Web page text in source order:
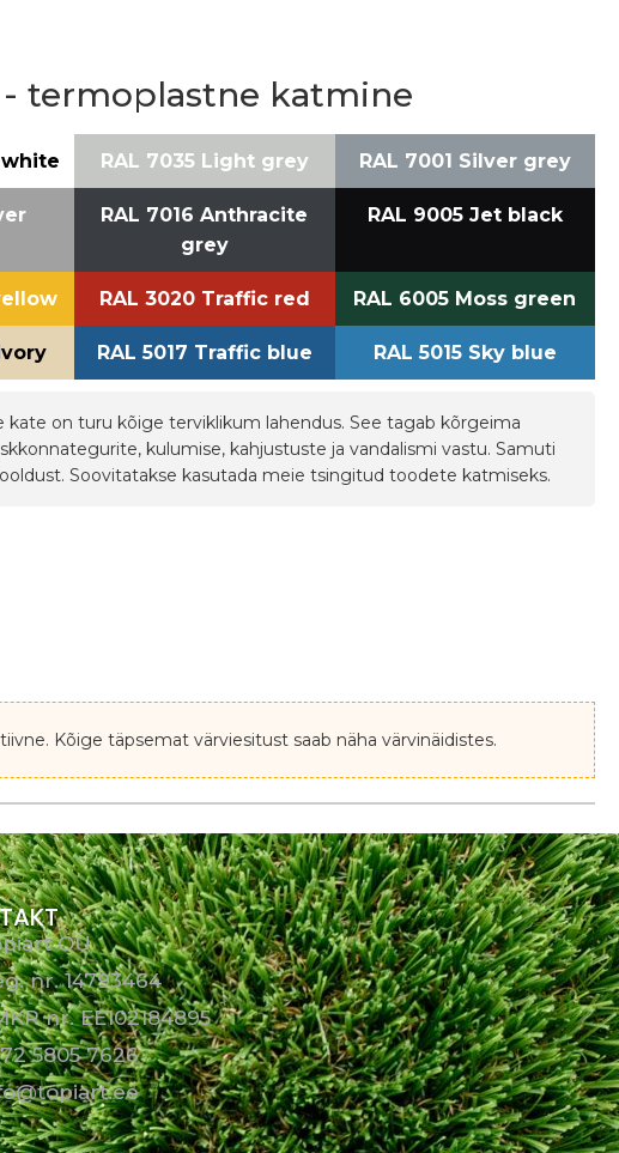
termoplastne katmine
white RAL 7035 Light grey RAL 7001 Silver grey
RAL 7016 Anthracite
grey
RAL 9005 Jet black
RAL 3020 Traffic red RAL 6005 Moss green
RAL 5017 Traffic blue RAL 5015 Sky blue
kate on turu kõige terviklikum lahendus. See tagab kõrgeima
kulumise, kahjustuste ja vandalismi vastu. Samuti
Soovitatakse kasutada meie tsingitud toodete katmiseks.
Kõige täpsemat värviesitust saab näha värvinäidistes.
OÜ
nr. 14793464
nr. EE102184895
5805 7626